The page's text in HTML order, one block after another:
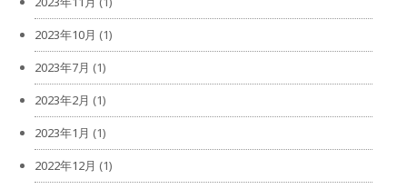
2023年10月 (1)
2023年7月 (1)
2023年2月 (1)
2023年1月 (1)
2022年12月 (1)